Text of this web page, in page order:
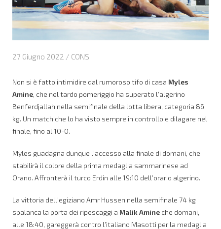
27 Giugno 2022 / CONS
Non si è fatto intimidire dal rumoroso tifo di casa Myles
Amine, che nel tardo pomeriggio ha superato l’algerino
Benferdjallah nella semifinale della lotta libera, categoria 86
kg. Un match che lo ha visto sempre in controllo e dilagare nel
finale, fino al 10-0.
Myles guadagna dunque l’accesso alla finale di domani, che
stabilirà il colore della prima medaglia sammarinese ad
Orano. Affronterà il turco Erdin alle 19:10 dell’orario algerino.
La vittoria dell’egiziano Amr Hussen nella semifinale 74 kg
spalanca la porta dei ripescaggi a Malik Amine che domani,
alle 18:40, gareggerà contro l’italiano Masotti per la medaglia